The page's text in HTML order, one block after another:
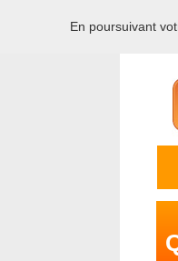
En poursuivant